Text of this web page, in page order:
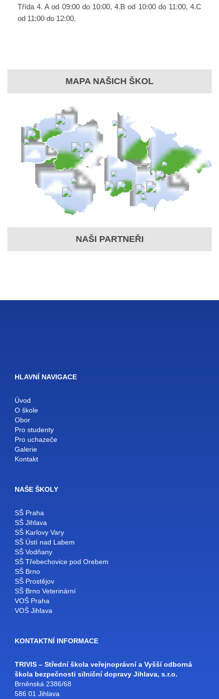
Třída 4. A od 09:00 do 10:00, 4.B od 10:00 do 11:00, 4.C
od 11:00 do 12:00.
MAPA NAŠICH ŠKOL
NAŠI PARTNEŘI
HLAVNÍ NAVIGACE
Úvod
O škole
Obor
Pro studenty
Pro uchazeče
Galerie
Kontakt
NAŠE ŠKOLY
SŠ Praha
SŠ Jihlava
SŠ Karlovy Vary
SŠ Ústí nad Labem
SŠ Vodňany
SŠ Třebechovice pod Orebem
SŠ Brno
SŠ Prostějov
SŠ Brno Veterinární
VOŠ Praha
VOŠ Jihlava
KONTAKTNÍ INFORMACE
TRIVIS – Střední škola veřejnoprávní a Vyšší odborná
škola bezpečnosti silniční dopravy Jihlava, s.r.o.
Brněnská 2386/68
586 01 Jihlava